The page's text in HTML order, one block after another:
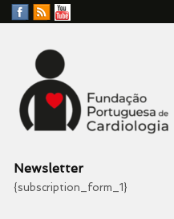
Facebook
RSS
YouTube
Fundação
Cardiologia
Newsletter
{subscription_form_1}